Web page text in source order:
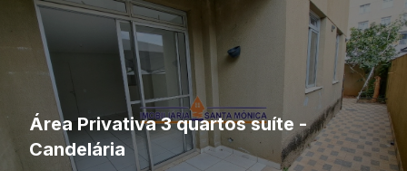
Área Privativa 3 quartos suíte -
Candelária